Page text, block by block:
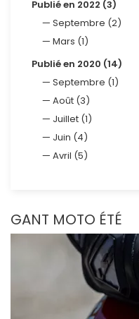
Publié en 2022 (3)
Septembre (2)
Mars (1)
Publié en 2020 (14)
Septembre (1)
Août (3)
Juillet (1)
Juin (4)
Avril (5)
GANT MOTO ÉTÉ